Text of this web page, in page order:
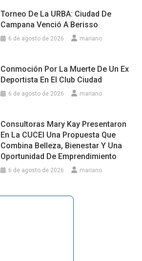
Torneo De La URBA: Ciudad De
Campana Venció A Berisso
6 de agosto de 2026 mariano
Conmoción Por La Muerte De Un Ex
Deportista En El Club Ciudad
6 de agosto de 2026 mariano
Consultoras Mary Kay Presentaron
En La CUCEI Una Propuesta Que
Combina Belleza, Bienestar Y Una
Oportunidad De Emprendimiento
6 de agosto de 2026 mariano